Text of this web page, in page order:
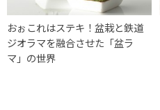
おぉこれはステキ！盆栽と鉄道
ジオラマを融合させた「盆ラ
マ」の世界